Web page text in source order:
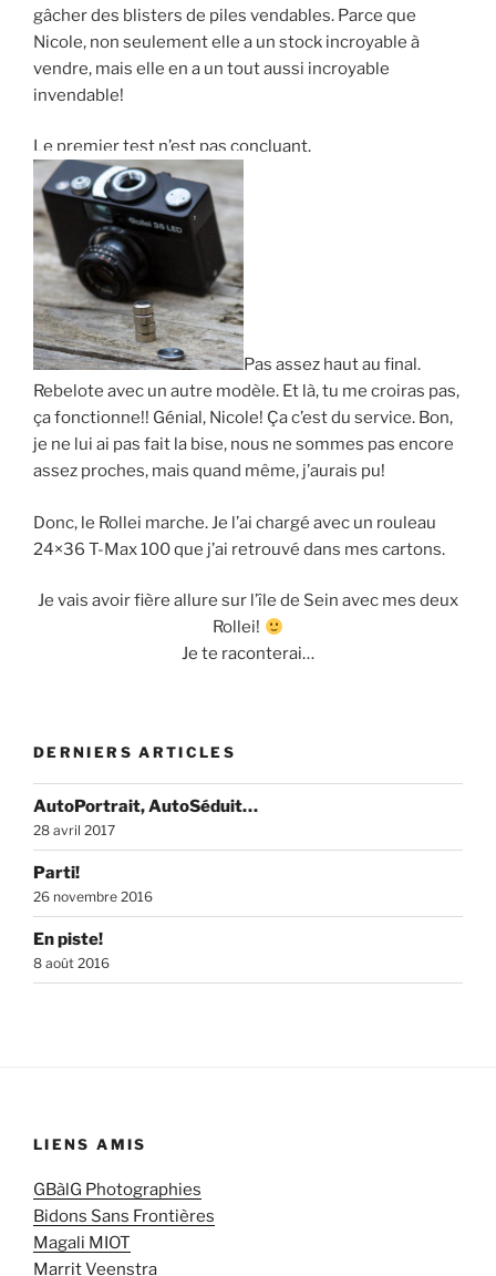
gâcher des blisters de piles vendables. Parce que
Nicole, non seulement elle a un stock incroyable à
vendre, mais elle en a un tout aussi incroyable
invendable!
Le premier test n’est pas concluant.
Pas assez haut au final.
Rebelote avec un autre modèle. Et là, tu me croiras pas,
ça fonctionne!! Génial, Nicole! Ça c’est du service. Bon,
je ne lui ai pas fait la bise, nous ne sommes pas encore
assez proches, mais quand même, j’aurais pu!
Donc, le Rollei marche. Je l’ai chargé avec un rouleau
24×36 T-Max 100 que j’ai retrouvé dans mes cartons.
Je vais avoir fière allure sur l’île de Sein avec mes deux
Rollei!
Je te raconterai…
DERNIERS ARTICLES
AutoPortrait, AutoSéduit…
28 avril 2017
Parti!
26 novembre 2016
En piste!
8 août 2016
LIENS AMIS
GBàlG Photographies
Bidons Sans Frontières
Magali MIOT
Marrit Veenstra